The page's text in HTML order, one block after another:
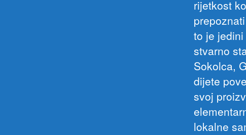
rijetkost
to je
stvarno
Sokolca,
dijete
svoj
lokalne